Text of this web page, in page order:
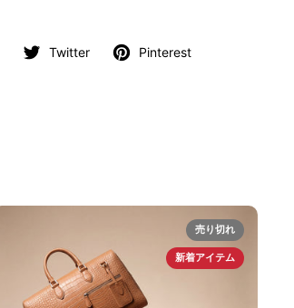
Twitter Pinterest
売り切れ
新着アイテム